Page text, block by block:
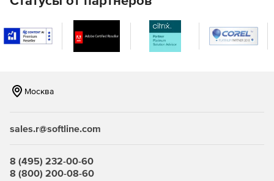
Поиск в карантине на уровне сервера и группы
улучшает и ускоряет поиск и анализ данных.
Оптимизация сканирования транспорта помогает
Технологические усовершенствования: встроенная
Москва
sales.r@softline.com
8 (495) 232-00-60
8 (800) 200-08-60